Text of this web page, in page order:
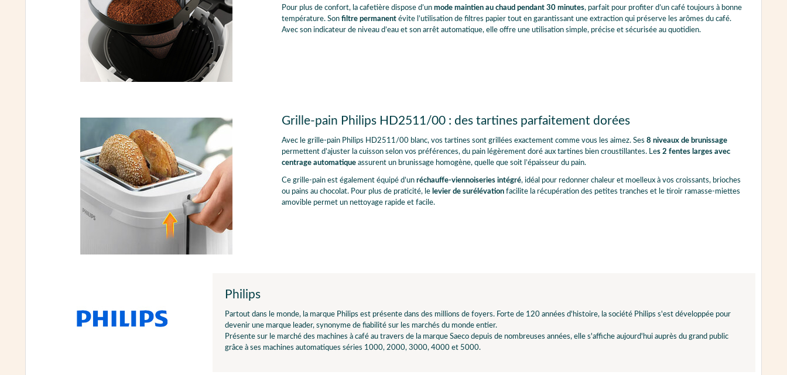
Pour plus de confort, la cafetière dispose d’un mode maintien au chaud pendant 30 minutes, parfait pour profiter d’un café toujours à bonne
température. Sonfiltre permanentévite l’utilisation de filtres papier tout en garantissant une extraction qui préserve les arômes du café.
Avec son indicateur de niveau d’eau et son arrêt automatique, elle offre une utilisation simple, précise et sécurisée au quotidien.
Grille-pain Philips HD2511/00 : des tartines parfaitement dorées
Avec le grille-pain Philips HD2511/00 blanc, vos tartines sont grillées exactement comme vous les aimez. Ses 8 niveaux de brunissage
permettent d’ajuster la cuisson selon vos préférences, du pain légèrement doré aux tartines bien croustillantes. Les 2 fentes larges avec
centrage automatiqueassurent un brunissage homogène, quelle que soit l’épaisseur du pain.
Ce grille-pain est également équipé d’unréchauffe-viennoiseries intégré, idéal pour redonner chaleur et moelleux à vos croissants, brioches
ou pains au chocolat. Pour plus de praticité, le levier de surélévationfacilite la récupération des petites tranches et le tiroir ramasse-miettes
amovible permet un nettoyage rapide et facile.
Philips
Partout dans le monde, la marque Philips est présente dans des millions de foyers. Forte de 120 années d'histoire, la société Philips s'est développée pour
devenir une marque leader, synonyme de fiabilité sur les marchés du monde entier.
Présente sur le marché des machines à café au travers de la marque Saeco depuis de nombreuses années, elle s'affiche aujourd'hui auprès du grand public
grâce à ses machines automatiques séries 1000, 2000, 3000, 4000 et 5000.